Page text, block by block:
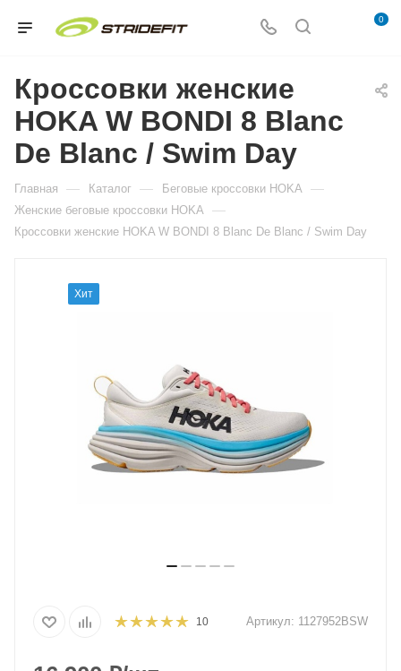
0
Кроссовки женские
HOKA W BONDI 8 Blanc
De Blanc / Swim Day
Главная — Каталог — Беговые кроссовки HOKA —
Женские беговые кроссовки HOKA —
Кроссовки женские HOKA W BONDI 8 Blanc De Blanc / Swim Day
Хит
10 Артикул: 1127952BSW